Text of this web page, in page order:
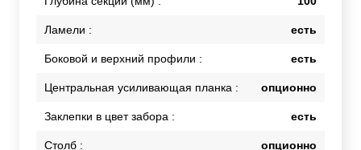
Ламели : есть
Боковой и верхний профили : есть
Центральная усиливающая планка : опционно
Заклепки в цвет забора : есть
Столб : опционно